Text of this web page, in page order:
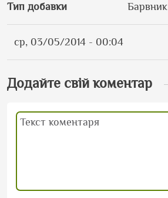
Тип добавки
Барвник
ср, 03/05/2014 - 00:04
Додайте свій коментар